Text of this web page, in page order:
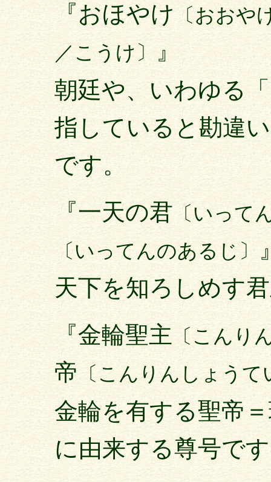
『おほやけ〔おおや
／こうけ〕』
朝廷や、いわゆる
指していると勘違
です。
『一天の君〔いって
〔いってんのあるじ〕
天下を知ろしめす
『金輪聖主 〔こんり
帝〔こんりんしょうて
金輪を有する聖帝
に由来する尊号で